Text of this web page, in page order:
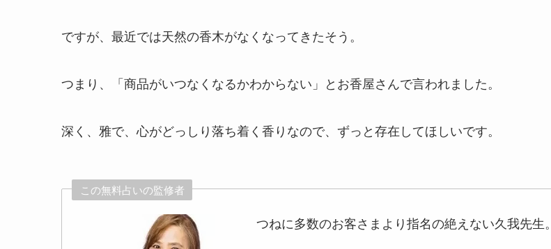
ですが、最近では天然の香木がなくなってきたそう。
つまり、「商品がいつなくなるかわからない」とお香屋さんで言われました。
深く、雅で、心がどっしり落ち着く香りなので、ずっと存在してほしいです。
この無料占いの監修者
つねに多数のお客さまより指名の絶えない久我先生。